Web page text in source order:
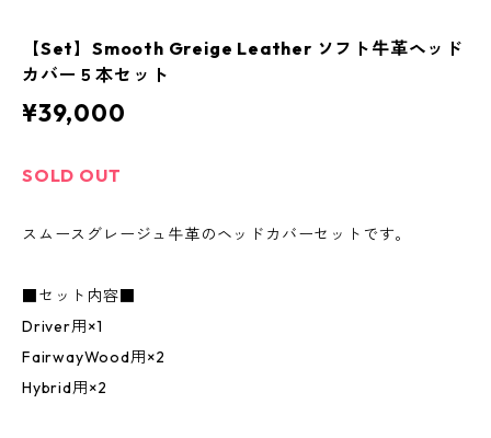
【Set】Smooth Greige Leather ソフト牛革ヘッド
カバー５本セット
¥39,000
SOLD OUT
スムースグレージュ牛革のヘッドカバーセットです。
■セット内容■
Driver用×1
FairwayWood用×2
Hybrid用×2